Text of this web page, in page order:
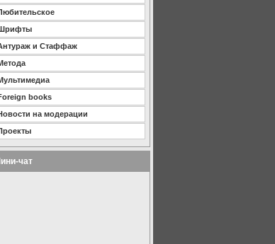
и Стаффаж
books
на модерации
чат